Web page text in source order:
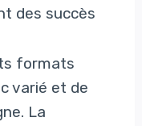
des succès
formats
varié et de
La